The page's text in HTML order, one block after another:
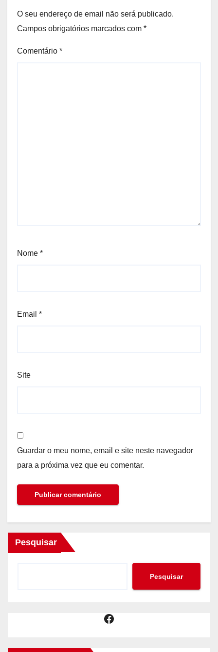
O seu endereço de email não será publicado.
Campos obrigatórios marcados com *
Comentário *
Nome *
Email *
Site
Guardar o meu nome, email e site neste navegador
para a próxima vez que eu comentar.
Pesquisar
Pesquisar
Facebook